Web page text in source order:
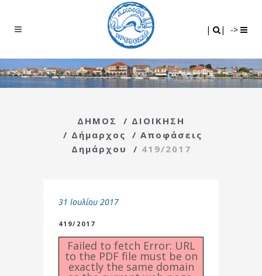
| | ->
ΔΗΜΟΣ / ΔΙΟΙΚΗΣΗ
/ Δήμαρχος / Αποφάσεις
Δημάρχου
/ 419/2017
31 Ιουλίου 2017
419/2017
Failed to fetch Error: URL
to the PDF file must be on
exactly the same domain